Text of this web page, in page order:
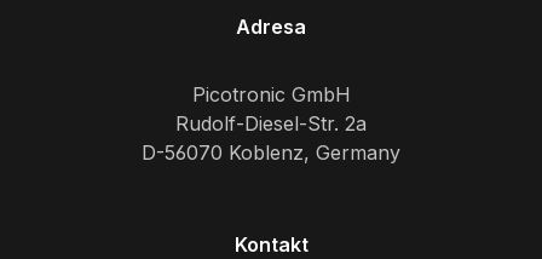
Adresa
Picotronic GmbH
Rudolf-Diesel-Str. 2a
D-56070 Koblenz, Germany
Kontakt